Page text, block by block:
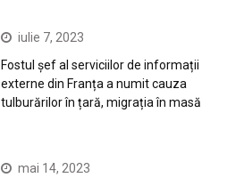
iulie 7, 2023
Fostul șef al serviciilor de informații
externe din Franța a numit cauza
tulburărilor în țară, migrația în masă
mai 14, 2023